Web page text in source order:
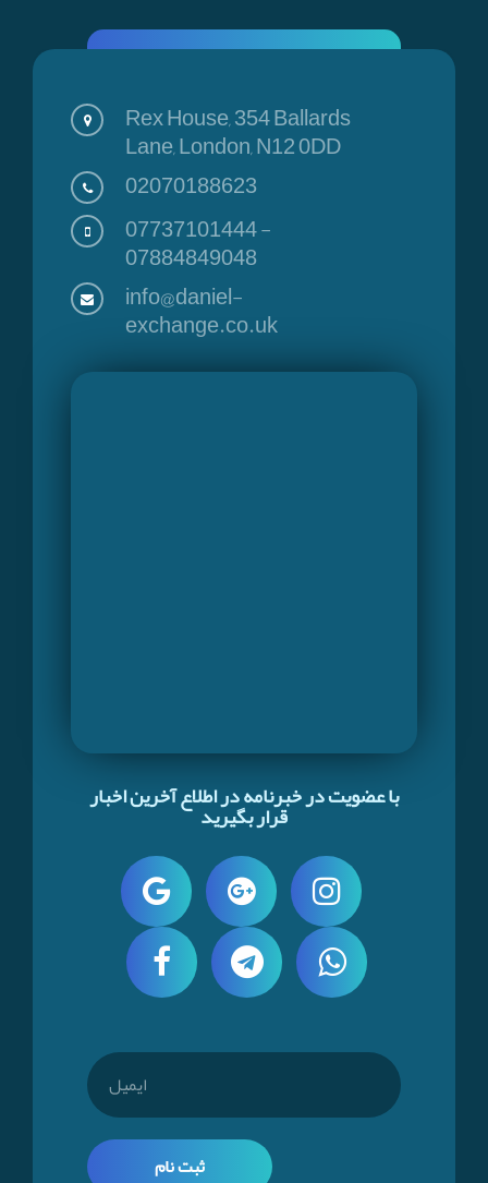
Rex House, 354 Ballards
Lane, London, N12 0DD
02070188623
07737101444-
07884849048
info@daniel-
exchange.co.uk
با عضویت در خبرنامه در اطلاع آخرین اخبار
قرار بگیرید
ثبت نام